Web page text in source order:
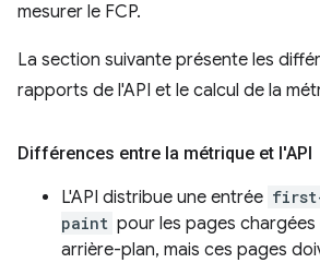
mesurer le FCP.
La section suivante présente les
rapports de l'API et le calcul de la
Différences entre la métrique et l'API
L'API distribue une entrée
paint pour les pages
arrière-plan, mais ces pages